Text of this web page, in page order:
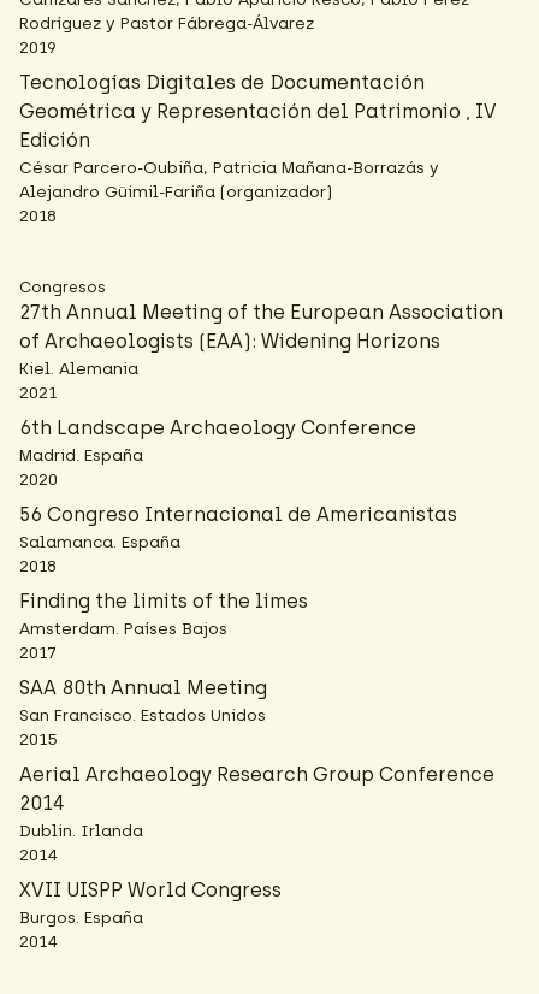
Rodríguez y Pastor Fábrega-Álvarez
2019
Tecnologías Digitales de Documentación
Geométrica y Representación del Patrimonio , IV
Edición
César Parcero-Oubiña, Patricia Mañana-Borrazás y
Alejandro Güimil-Fariña (organizador)
2018
Congresos
27th Annual Meeting of the European Association
of Archaeologists (EAA): Widening Horizons
Kiel. Alemania
2021
6th Landscape Archaeology Conference
Madrid. España
2020
56 Congreso Internacional de Americanistas
Salamanca. España
2018
Finding the limits of the limes
Amsterdam. Países Bajos
2017
SAA 80th Annual Meeting
San Francisco. Estados Unidos
2015
Aerial Archaeology Research Group Conference
2014
Dublin. Irlanda
2014
XVII UISPP World Congress
Burgos. España
2014